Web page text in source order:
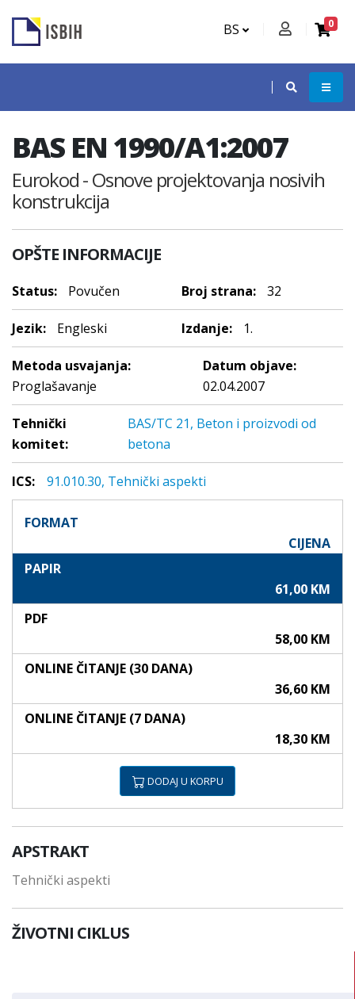
BS 0
BAS EN 1990/A1:2007
Eurokod - Osnove projektovanja nosivih
konstrukcija
OPŠTE INFORMACIJE
Status: Povučen Broj strana: 32
Jezik: Engleski Izdanje: 1.
Metoda usvajanja:
Proglašavanje
Datum objave:
02.04.2007
Tehnički
komitet:
BAS/TC 21, Beton i proizvodi od
betona
ICS: 91.010.30, Tehnički aspekti
FORMAT
CIJENA
PAPIR
61,00 KM
PDF
58,00 KM
ONLINE ČITANJE (30 DANA)
36,60 KM
ONLINE ČITANJE (7 DANA)
18,30 KM
DODAJ U KORPU
APSTRAKT
Tehnički aspekti
ŽIVOTNI CIKLUS